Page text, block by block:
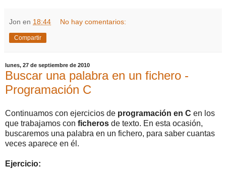
Jon en 18:44 No hay comentarios:
Compartir
lunes, 27 de septiembre de 2010
Buscar una palabra en un fichero -
Programación C
Continuamos con ejercicios de programación en C en los
que trabajamos con ficheros de texto. En esta ocasión,
buscaremos una palabra en un fichero, para saber cuantas
veces aparece en él.
Ejercicio: